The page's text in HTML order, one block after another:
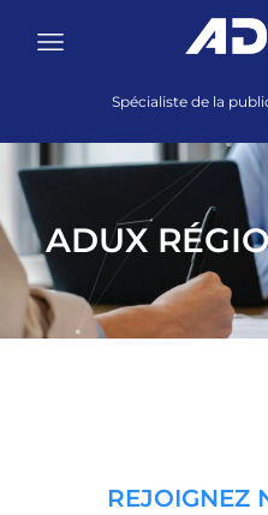
Spécialiste de la
ADUX
REJOIGNEZ